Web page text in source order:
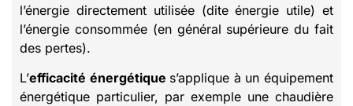
l’énergie directement utilisée (dite énergie utile) et
l’énergie consommée (en général supérieure du fait
des pertes).
L’efficacité énergétique s’applique à un équipement
énergétique particulier, par exemple une chaudière